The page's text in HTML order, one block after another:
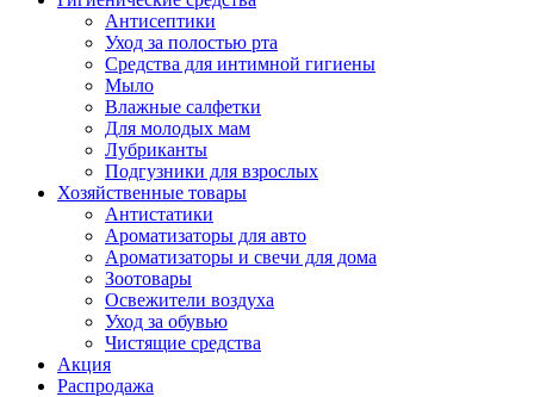
Антисептики
Уход за полостью рта
Средства для интимной гигиены
Мыло
Влажные салфетки
Для молодых мам
Лубриканты
Подгузники для взрослых
Хозяйственные товары
Антистатики
Ароматизаторы для авто
Ароматизаторы и свечи для дома
Зоотовары
Освежители воздуха
Уход за обувью
Чистящие средства
Акция
Распродажа